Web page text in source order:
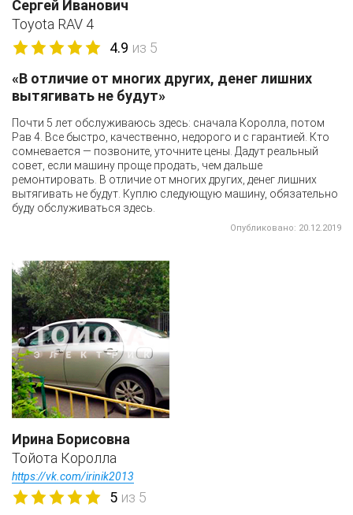
Сергей Иванович
Toyota RAV 4
4.9 из 5
«В отличие от многих других, денег лишних
вытягивать не будут»
Почти 5 лет обслуживаюсь здесь: сначала Королла, потом
Рав 4. Все быстро, качественно, недорого и с гарантией. Кто
сомневается — позвоните, уточните цены. Дадут реальный
совет, если машину проще продать, чем дальше
ремонтировать. В отличие от многих других, денег лишних
вытягивать не будут. Куплю следующую машину, обязательно
буду обслуживаться здесь.
Опубликовано: 20.12.2019
Ирина Борисовна
Тойота Королла
https://vk.com/irinik2013
5 из 5